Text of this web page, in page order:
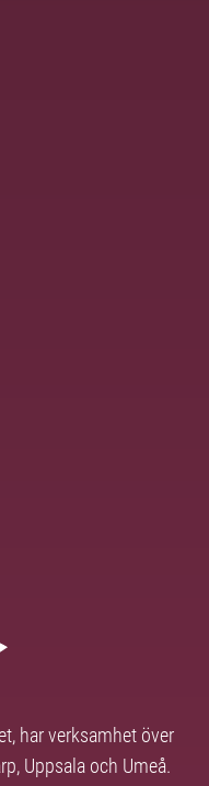
har verksamhet över
Uppsala och Umeå.